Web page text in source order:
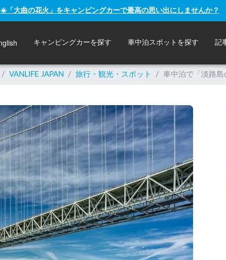
☀️「大曲の花火」をキャンピングカーで最高の思い出にしませんか？
キャンピングカーを探す 車中泊スポットを探す 記
/ VANLIFE JAPAN / 旅行・観光・スポット / 車中泊で「淡路島